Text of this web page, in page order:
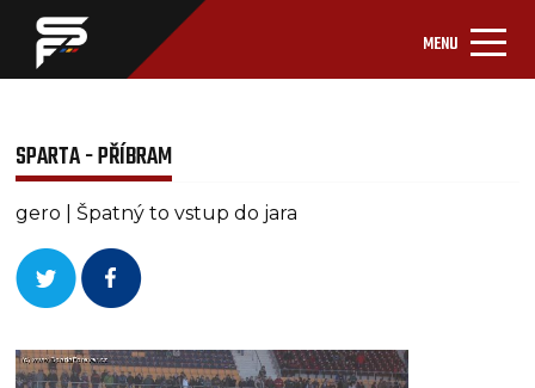
MENU
SPARTA - PŘÍBRAM
gero | Špatný to vstup do jara